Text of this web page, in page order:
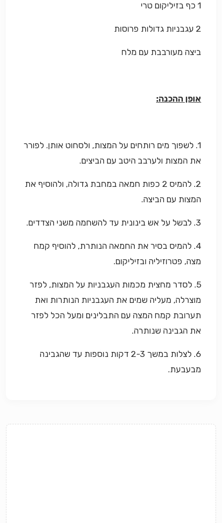
1 כף בזיליקום טרי
2 עגבניות גדולות פרוסות
ביצה מעורבבת עם מלח
אופן ההכנה:
1. לשפוך מים רותחים על המצות, ולסחוט אותן. לפורר
את המצות ולערבב היטב עם הביצים.
2. להמיס 2 כפות חמאה במחבת גדולה, ולהוסיף את
המצות עם הביצה.
3. לבשל על אש בינונית עד להשחמה משני הצדדים.
4. להמיס בסיר את החמאה הנותרת, להוסיף קמח
מצה, פטרוזיליה ובזיליקום.
5. לסדר מחצית מכמות העגבניות על המצות, לפזר
מוצרלה, מעליה שמים את העגבניות הנותרות ואת
תערובת קמח המצה עם התבלינים ומעל הכל לפזר
את הגבינה שנותרה.
6. לצלות במשך 2-3 דקות נוספות עד שהגבינה
מבעבעת.